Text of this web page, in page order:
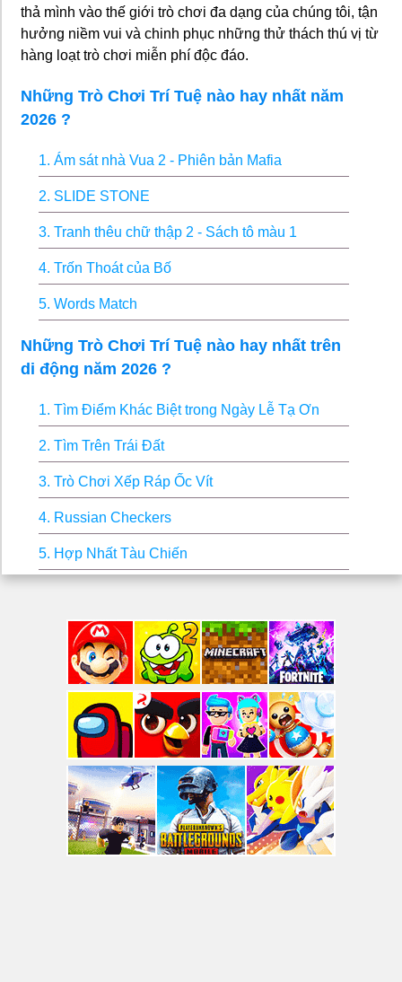
thả mình vào thế giới trò chơi đa dạng của chúng tôi, tận
hưởng niềm vui và chinh phục những thử thách thú vị từ
hàng loạt trò chơi miễn phí độc đáo.
Những Trò Chơi Trí Tuệ nào hay nhất năm
2026 ?
1. Ám sát nhà Vua 2 - Phiên bản Mafia
2. SLIDE STONE
3. Tranh thêu chữ thập 2 - Sách tô màu 1
4. Trốn Thoát của Bố
5. Words Match
Những Trò Chơi Trí Tuệ nào hay nhất trên
di động năm 2026 ?
1. Tìm Điểm Khác Biệt trong Ngày Lễ Tạ Ơn
2. Tìm Trên Trái Đất
3. Trò Chơi Xếp Ráp Ốc Vít
4. Russian Checkers
5. Hợp Nhất Tàu Chiến